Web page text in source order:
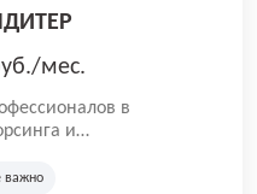
мес.
в
и
важно